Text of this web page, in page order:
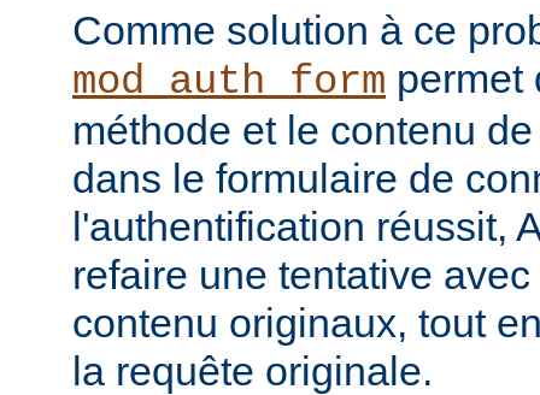
Comme solution à ce
mod_auth_form permet
méthode et le contenu
dans le formulaire de
l'authentification réussit,
refaire une tentative
contenu originaux, tout
la requête originale.